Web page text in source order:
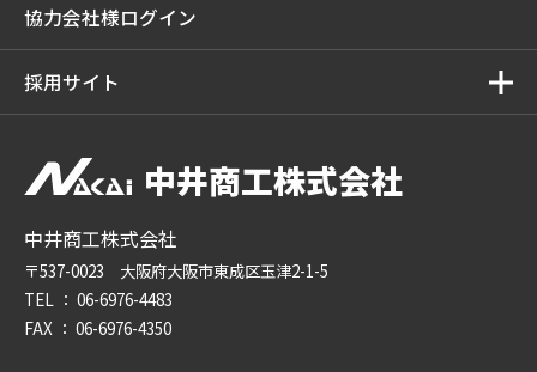
中井商工株式会社
中井商工株式会社
〒537-0023 大阪府大阪市東成区玉津2-1-5
TEL ： 06-6976-4483
FAX ： 06-6976-4350
協力会社様ログイン
採用サイト